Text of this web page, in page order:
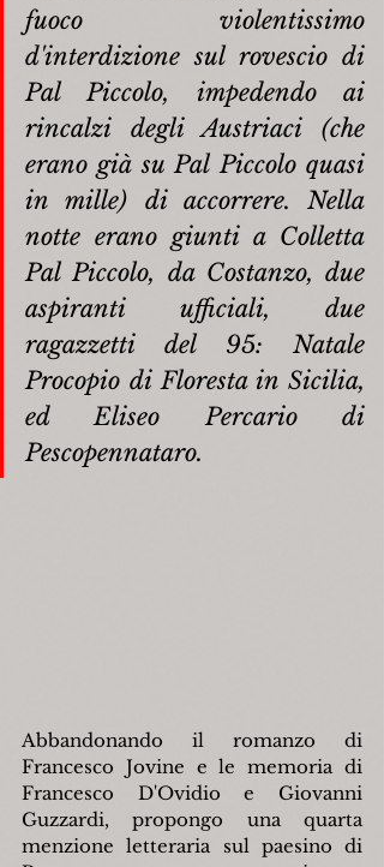
fuoco violentissimo
d'interdizione sul rovescio di
Pal Piccolo, impedendo ai
rincalzi degli Austriaci (che
erano già su Pal Piccolo quasi
in mille) di accorrere. Nella
notte erano giunti a Colletta
Pal Piccolo, da Costanzo, due
aspiranti ufficiali, due
ragazzetti del 95: Natale
Procopio di Floresta in Sicilia,
ed Eliseo Percario di
Pescopennataro.
Abbandonando il romanzo di
Francesco Jovine e le memoria di
Francesco D'Ovidio e Giovanni
Guzzardi, propongo una quarta
menzione letteraria sul paesino di